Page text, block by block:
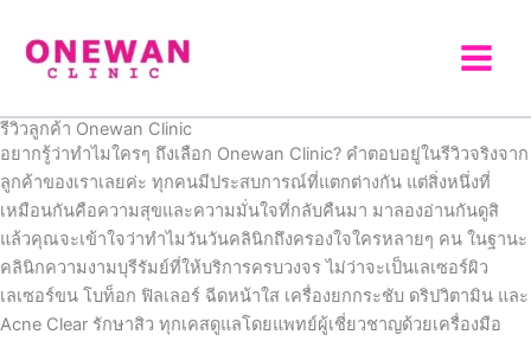
content
รีวิวลูกค้า Onewan Clinic
อยากรู้ว่าทำไมใครๆ ถึงเลือก Onewan Clinic? คำตอบอยู่ในรีวิวจริงจาก
ลูกค้าของเราเลยค่ะ ทุกคนมีประสบการณ์ที่แตกต่างกัน แต่สิ่งหนึ่งที่
เหมือนกันคือความสุขและความมั่นใจที่กลับคืนมา มาลองอ่านกันดูสิ
แล้วคุณจะเข้าใจว่าทำไมวันวันคลินิกถึงครองใจใครหลายๆ คน ในฐานะ
คลินิกความงามบุรีรัมย์ที่ให้บริการครบวงจร ไม่ว่าจะเป็นเลเซอร์ผิว
เลเซอร์ขน โบท็อก ฟิลเลอร์ ฉีดหน้าใส เครื่องยกกระชับ ดริปวิตามิน และ
Acne Clear รักษาสิว ทุกเคสดูแลโดยแพทย์ผู้เชี่ยวชาญด้วยเครื่องมือ